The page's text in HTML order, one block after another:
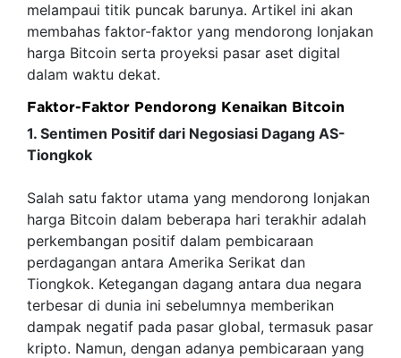
melampaui titik puncak barunya. Artikel ini akan
membahas faktor-faktor yang mendorong lonjakan
harga Bitcoin serta proyeksi pasar aset digital
dalam waktu dekat.
Faktor-Faktor Pendorong Kenaikan Bitcoin
1. Sentimen Positif dari Negosiasi Dagang AS-
Tiongkok
Salah satu faktor utama yang mendorong lonjakan
harga Bitcoin dalam beberapa hari terakhir adalah
perkembangan positif dalam pembicaraan
perdagangan antara Amerika Serikat dan
Tiongkok. Ketegangan dagang antara dua negara
terbesar di dunia ini sebelumnya memberikan
dampak negatif pada pasar global, termasuk pasar
kripto. Namun, dengan adanya pembicaraan yang